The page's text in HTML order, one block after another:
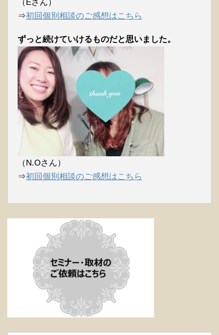
（Eさん）
⇒初回個別相談のご感想はこちら
ずっと続けていけるものだと思いました。
（N.Oさん）
⇒初回個別相談のご感想はこちら